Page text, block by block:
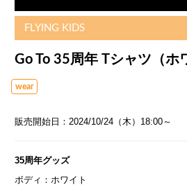
FLYING KIDS
Go To 35周年 Tシャツ（ホ
wear
販売開始日： 2024/10/24（木）18:00～
35周年グッズ
ボディ：ホワイト